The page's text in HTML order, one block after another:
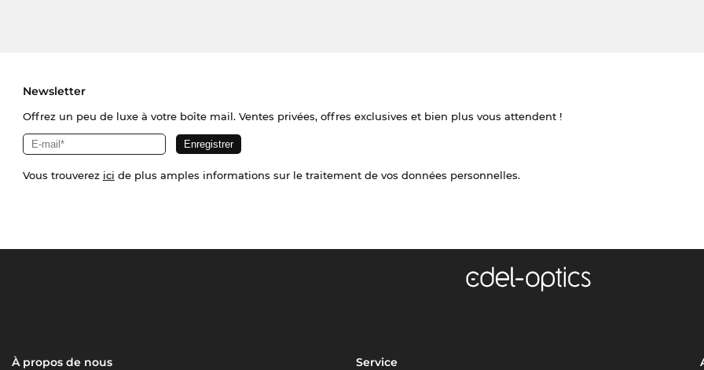
Newsletter
Offrez un peu de luxe à votre boîte mail. Ventes privées, offres exclusives et bien plus vous attendent !
Vous trouverez ici de plus amples informations sur le traitement de vos données personnelles.
À propos de nous Service